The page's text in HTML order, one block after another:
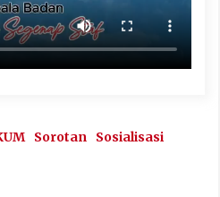
Sorotan Sosialisasi